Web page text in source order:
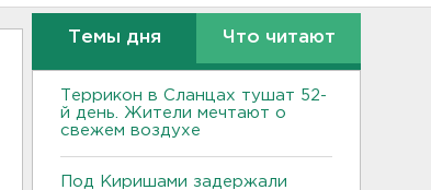
Темы дня Что читают
Террикон в Сланцах тушат 52-
й день. Жители мечтают о
свежем воздухе
Под Киришами задержали